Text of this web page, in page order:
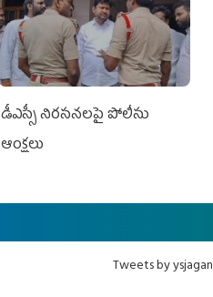
డీఎస్సీ నిరసనలపై పోలీసు
ఆంక్షలు
Tweets by ysjagan